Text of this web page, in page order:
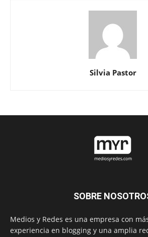
Silvia Pastor
SOBRE
Medios y Redes es una empresa con
experiencia en blogging y una amplia